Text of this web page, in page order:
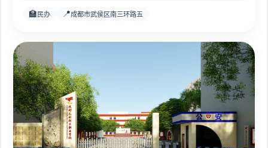
🏫 民办 📍成都市武侯区南三环路五